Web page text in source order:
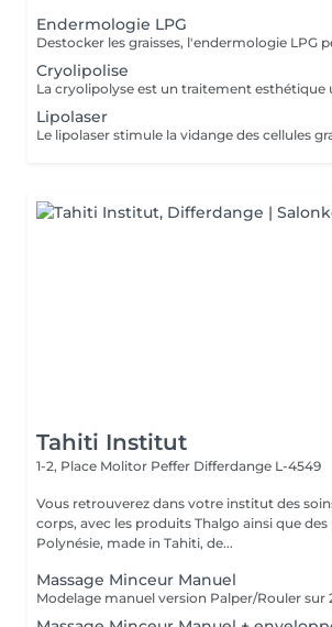
Endermologie LPG
Cryolipolise
Lipolaser
Tahiti Institut
1-2, Place Molitor Peffer Differdange L-4549
Vous retrouverez dans votre institut des
corps, avec les produits Thalgo ainsi que
Polynésie, made in Tahiti, de...
Massage Minceur Manuel